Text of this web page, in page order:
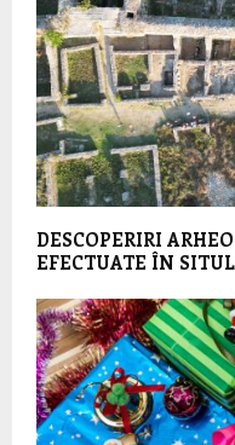
DESCOPERIRI
EFECTUATE ÎN